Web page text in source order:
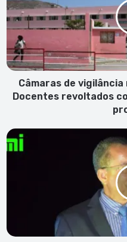
na
escola
Jorge
Barbosa:
Docentes
revoltados
com
secretismo
do
projecto
Câmaras de
Docentes revoltados
CVT
celebra
5G